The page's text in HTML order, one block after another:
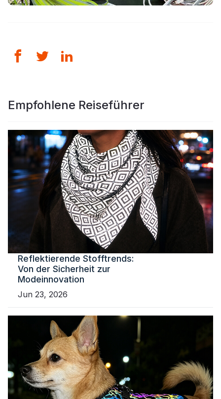
Empfohlene Reiseführer
Reflektierende Stofftrends:
Von der Sicherheit zur
Modeinnovation
Jun 23, 2026